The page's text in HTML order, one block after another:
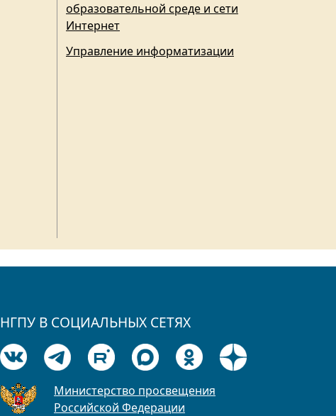
образовательной среде и сети
Интернет
Управление информатизации
НГПУ В СОЦИАЛЬНЫХ СЕТЯХ
Министерство просвещения
Российской Федерации